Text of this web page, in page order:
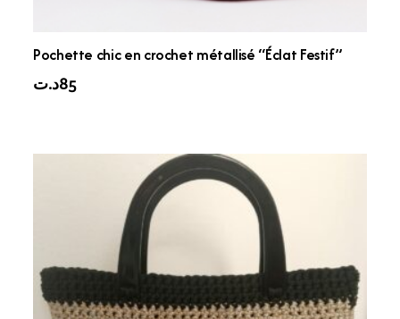
Pochette chic en crochet métallisé “Éclat Festif”
85د.ت